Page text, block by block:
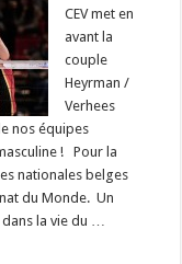
CEV met en
avant la
couple
Heyrman /
Verhees
nos équipes
! Pour la
nationales belges
du Monde. Un
dans la vie du …